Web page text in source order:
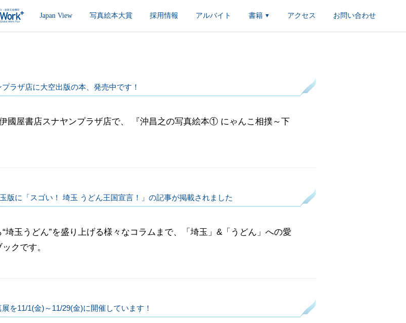
Japan View 写真絵本大賞 採用情報 アルバイト 書籍 ▼ アクセス お問い合わせ
ラザ店に大空出版の本、発売中です！
國屋書店スナヤンプラザ店で、 『沖昌之の写真絵本① にゃんこ相撲～下
版に「スゴい！ 埼玉 うどん王国宣言！」の記事が掲載されました
埼玉うどん”を盛り上げる様々なコラムまで、「埼玉」&「うどん」への愛
クです。
展を11/1(金)～11/29(金)に開催しています！